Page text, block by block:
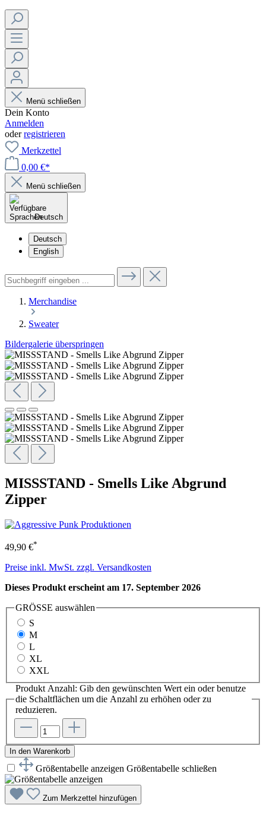
Menü schließen
Dein Konto
Anmelden
oderregistrieren
Merkzettel
0,00 €*
Menü schließen
Deutsch
Deutsch
English
Merchandise
Sweater
Bildergalerie überspringen
MISSSTAND - Smells Like Abgrund
Zipper
49,90 €*
Preise inkl. MwSt. zzgl. Versandkosten
Dieses Produkt erscheint am 17. September 2026
GRÖSSE auswählen
S
M
L
XL
XXL
Produkt Anzahl: Gib den gewünschten Wert ein oder benutze
die Schaltflächen um die Anzahl zu erhöhen oder zu
reduzieren.
In den Warenkorb
Größentabelle anzeigen Größentabelle schließen
Zum Merkzettel hinzufügen